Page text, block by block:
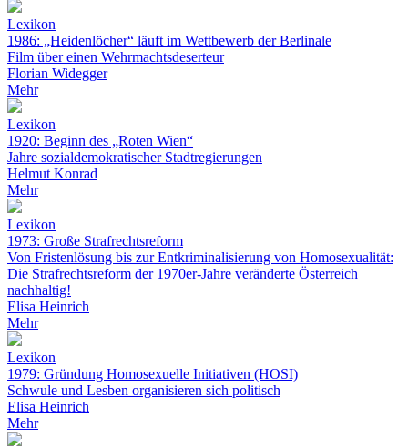
Lexikon
1986: „Heidenlöcher“ läuft im Wettbewerb der Berlinale
Film über einen Wehrmachtsdeserteur
Florian Widegger
Mehr
Lexikon
1920: Beginn des „Roten Wien“
Jahre sozialdemokratischer Stadtregierungen
Helmut Konrad
Mehr
Lexikon
1973: Große Strafrechtsreform
Von Fristenlösung bis zur Entkriminalisierung von Homosexualität:
Die Strafrechtsreform der 1970er-Jahre veränderte Österreich
nachhaltig!
Elisa Heinrich
Mehr
Lexikon
1979: Gründung Homosexuelle Initiativen (HOSI)
Schwule und Lesben organisieren sich politisch
Elisa Heinrich
Mehr